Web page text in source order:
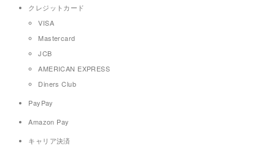
クレジットカード
VISA
Mastercard
JCB
AMERICAN EXPRESS
Diners Club
PayPay
Amazon Pay
キャリア決済